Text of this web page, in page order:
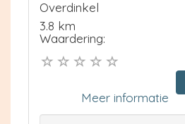
Overdinkel
3.8 km
Waardering:
Meer informatie